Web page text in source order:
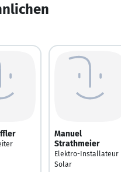
Manuel
Strathmeier
Elektro-Installateur
Solar